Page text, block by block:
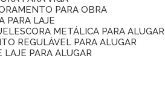
PARA OBRA
PARA LAJE
ESCORA METÁLICA PARA ALUGAR
REGULÁVEL PARA ALUGAR
LAJE PARA ALUGAR